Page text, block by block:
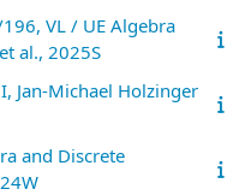
VL / UE Algebra
al., 2025S
Jan-Michael Holzinger
and Discrete